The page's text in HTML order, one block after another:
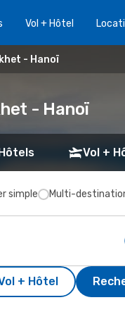
Vol + Hôtel
- Hanoï
- Hanoï
Vol +
simple Multi-
+ Hôtel